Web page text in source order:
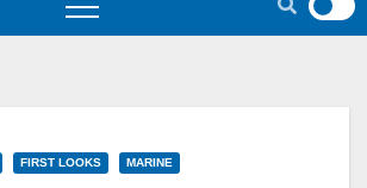
FIRST LOOKS MARINE